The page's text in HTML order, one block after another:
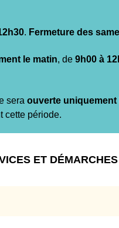
. Fermeture des
le matin, de 9h00 à
sera ouverte uniquement
cette période.
ET DÉMARCHES